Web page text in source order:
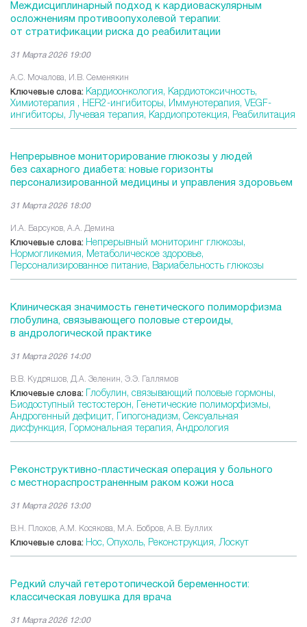
Междисциплинарный подход к кардиоваскулярным
осложнениям противоопухолевой терапии:
от стратификации риска до реабилитации
31 Марта 2026 19:00
А.С. Мочалова, И.В. Семенякин
Ключевые слова: Кардиоонкология, Кардиотоксичность,
Химиотерапия , HER2-ингибиторы, Иммунотерапия, VEGF-
ингибиторы, Лучевая терапия, Кардиопротекция, Реабилитация
Непрерывное мониторирование глюкозы у людей
без сахарного диабета: новые горизонты
персонализированной медицины и управления здоровьем
31 Марта 2026 18:00
И.А. Барсуков, А.А. Демина
Ключевые слова: Непрерывный мониторинг глюкозы,
Нормогликемия, Метаболическое здоровье,
Персонализированное питание, Вариабельность глюкозы
Клиническая значимость генетического полиморфизма
глобулина, связывающего половые стероиды,
в андрологической практике
31 Марта 2026 14:00
В.В. Кудряшов, Д.А. Зеленин, Э.Э. Галлямов
Ключевые слова: Глобулин, связывающий половые гормоны,
Биодоступный тестостерон, Генетические полиморфизмы,
Андрогенный дефицит, Гипогонадизм, Сексуальная
дисфункция, Гормональная терапия, Андрология
Реконструктивно-пластическая операция у больного
с местнораспространенным раком кожи носа
31 Марта 2026 13:00
В.Н. Плохов, А.М. Косякова, М.А. Бобров, А.В. Буллих
Ключевые слова: Нос, Опухоль, Реконструкция, Лоскут
Редкий случай гетеротопической беременности:
классическая ловушка для врача
31 Марта 2026 12:00